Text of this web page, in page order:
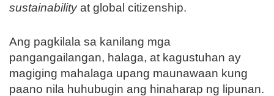
sustainabilityat global citizenship.
Ang pagkilala sa kanilang mga
pangangailangan, halaga, at kagustuhan ay
magiging mahalaga upang maunawaan kung
paano nila huhubugin ang hinaharap ng lipunan.